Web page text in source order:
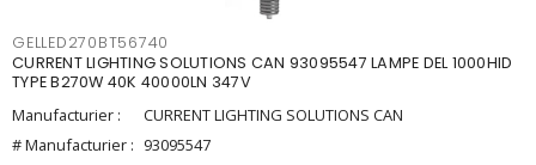
GELLED270BT56740
CURRENT LIGHTING SOLUTIONS CAN 93095547 LAMPE DEL 1000HID
TYPE B270W 40K 40000LN 347V
Manufacturier :
CURRENT LIGHTING SOLUTIONS CAN
# Manufacturier : 93095547